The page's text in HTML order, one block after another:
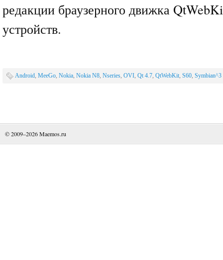
редакции браузерного движка
устройств.
Android, MeeGo, Nokia, Nokia N8, Nseries, OVI, Qt 4.7, QtWebKit, S60, Symbian^3
© 2009–2026Maemos.ru